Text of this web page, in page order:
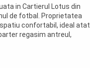
in Cartierul Lotus din
de fotbal. Proprietatea
confortabil, ideal atat
regasim antreul,